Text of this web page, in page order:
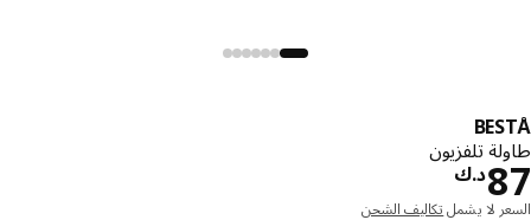
تلفزيون
د.كد.ك 87
لا يشملتكاليف الشحن